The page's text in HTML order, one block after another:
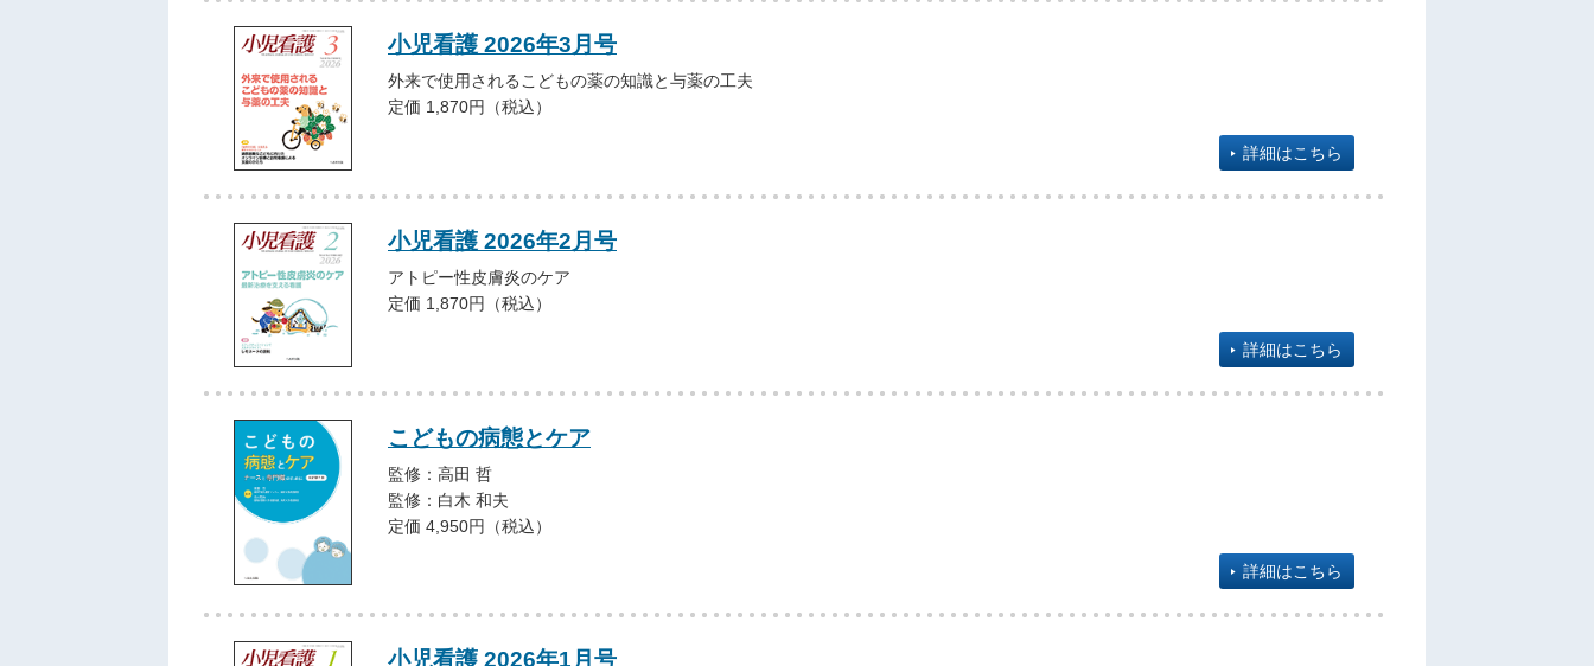
小児看護 2026年3月号
外来で使用されるこどもの薬の知識と与薬の工夫
定価 1,870円（税込）
詳細はこちら
小児看護 2026年2月号
アトピー性皮膚炎のケア
定価 1,870円（税込）
詳細はこちら
こどもの病態とケア
監修：高田 哲
監修：白木 和夫
定価 4,950円（税込）
詳細はこちら
小児看護 2026年1月号